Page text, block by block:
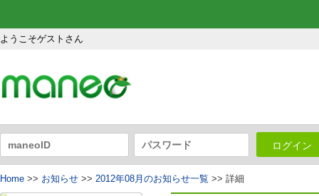
ようこそゲストさん
ログイン
Home >> お知らせ >> 2012年08月のお知らせ一覧 >> 詳細